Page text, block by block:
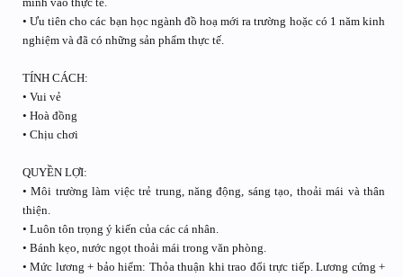
• Ưu tiên cho các bạn học ngành đồ hoạ mới ra trường hoặc có 1 năm kinh
nghiệm và đã có những sản phẩm thực tế.
TÍNH CÁCH:
• Vui vẻ
• Hoà đồng
• Chịu chơi
QUYỀN LỢI:
• Môi trường làm việc trẻ trung, năng động, sáng tạo, thoải mái và thân
thiện.
• Luôn tôn trọng ý kiến của các cá nhân.
• Bánh kẹo, nước ngọt thoải mái trong văn phòng.
• Mức lương + bảo hiểm: Thỏa thuận khi trao đổi trực tiếp. Lương cứng +